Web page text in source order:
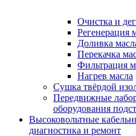
Очистка и
Регенерация
Доливка
Перекачка
Фильтрация
Нагрев масла
Сушка твёрдой
Передвижные
оборудования
Высоковольтные
диагностика и ремонт